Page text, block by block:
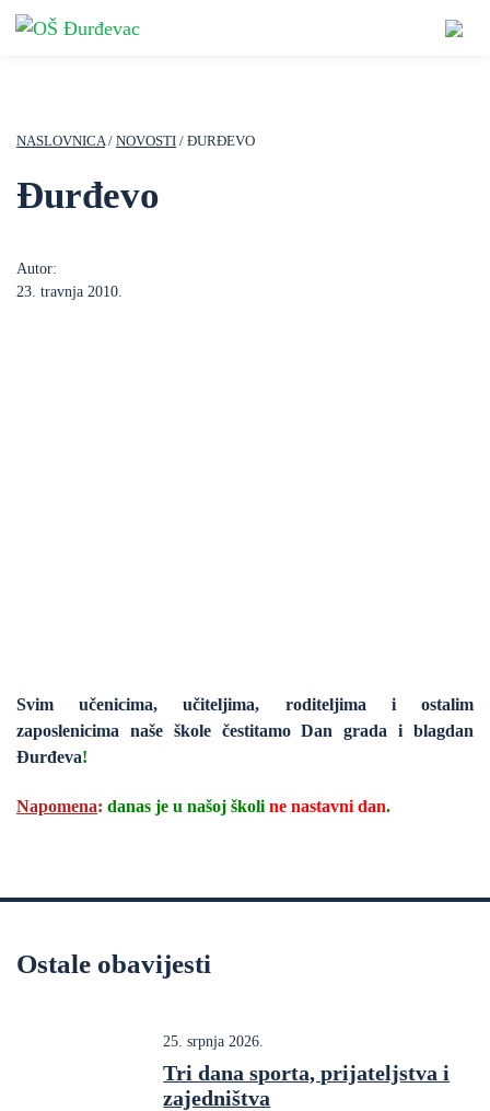
NASLOVNICA/ NOVOSTI / ĐURĐEVO
Đurđevo
Autor:
23. travnja 2010.
Svim učenicima, učiteljima, roditeljima i ostalim
zaposlenicima naše škole čestitamoDan grada i blagdan
Đurđeva!
Napomena: danas je u našoj školi ne nastavni dan.
Ostale obavijesti
25. srpnja 2026.
Tri dana sporta, prijateljstva i
zajedništva